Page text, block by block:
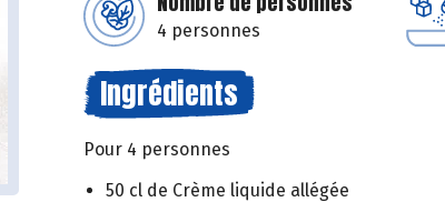
4 personnes
Ingrédients
Pour 4 personnes
50 cl de Crème liquide allégée